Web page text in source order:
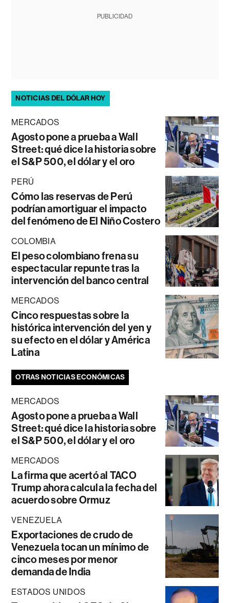
PUBLICIDAD
NOTICIAS DEL DÓLAR HOY
MERCADOS
Agosto pone a prueba a Wall
Street: qué dice la historia sobre
el S&P 500, el dólar y el oro
PERÚ
Cómo las reservas de Perú
podrían amortiguar el impacto
del fenómeno de El Niño Costero
COLOMBIA
El peso colombiano frena su
espectacular repunte tras la
intervención del banco central
MERCADOS
Cinco respuestas sobre la
histórica intervención del yen y
su efecto en el dólar y América
Latina
OTRAS NOTICIAS ECONÓMICAS
MERCADOS
Agosto pone a prueba a Wall
Street: qué dice la historia sobre
el S&P 500, el dólar y el oro
MERCADOS
La firma que acertó al TACO
Trump ahora calcula la fecha del
acuerdo sobre Ormuz
VENEZUELA
Exportaciones de crudo de
Venezuela tocan un mínimo de
cinco meses por menor
demanda de India
ESTADOS UNIDOS